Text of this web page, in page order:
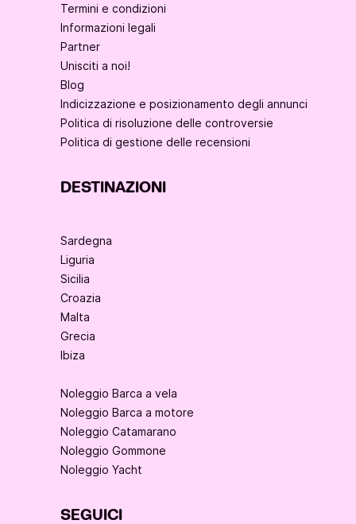
Termini e condizioni
Informazioni legali
Partner
Unisciti a noi!
Blog
Indicizzazione e posizionamento degli annunci
Politica di risoluzione delle controversie
Politica di gestione delle recensioni
DESTINAZIONI
Sardegna
Liguria
Sicilia
Croazia
Malta
Grecia
Ibiza
Noleggio Barca a vela
Noleggio Barca a motore
Noleggio Catamarano
Noleggio Gommone
Noleggio Yacht
SEGUICI